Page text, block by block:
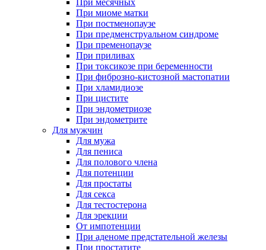
При месячных
При миоме матки
При постменопаузе
При предменструальном синдроме
При пременопаузе
При приливах
При токсикозе при беременности
При фиброзно-кистозной мастопатии
При хламидиозе
При цистите
При эндометриозе
При эндометрите
Для мужчин
Для мужа
Для пениса
Для полового члена
Для потенции
Для простаты
Для секса
Для тестостерона
Для эрекции
От импотенции
При аденоме предстательной железы
При простатите